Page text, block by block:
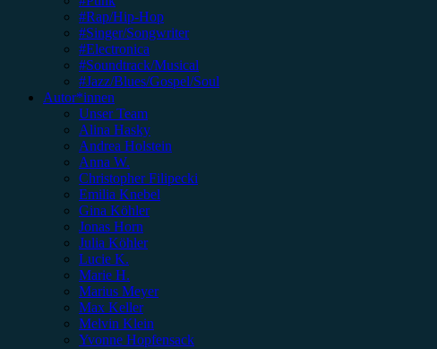
#Rap/Hip-Hop
#Singer/Songwriter
#Electronica
#Soundtrack/Musical
#Jazz/Blues/Gospel/Soul
Autor*innen
Unser Team
Alina Hasky
Andrea Holstein
Anna W.
Christopher Filipecki
Emilia Knebel
Gina Köhler
Jonas Horn
Julia Köhler
Lucie K.
Marie H.
Marius Meyer
Max Keller
Melvin Klein
Yvonne Hopfensack